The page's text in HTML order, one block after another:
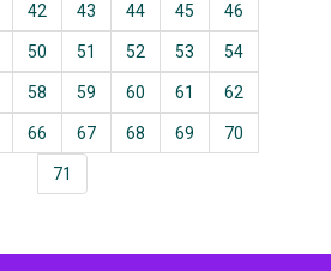
42 43 44 45 46
50 51 52 53 54
58 59 60 61 62
66 67 68 69 70
71